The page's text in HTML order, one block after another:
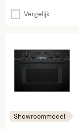
Vergelijk
Showroommodel